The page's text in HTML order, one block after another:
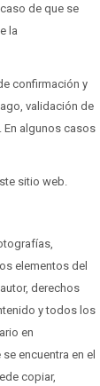
de que se
la
confirmación y
validación de
En algunos casos
sitio web.
elementos del
derechos
y todos los
en
encuentra en el
copiar,